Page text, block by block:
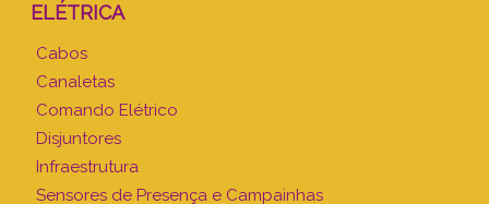
ELÉTRICA
Cabos
Canaletas
Comando Elétrico
Disjuntores
Infraestrutura
Sensores de Presença e Campainhas